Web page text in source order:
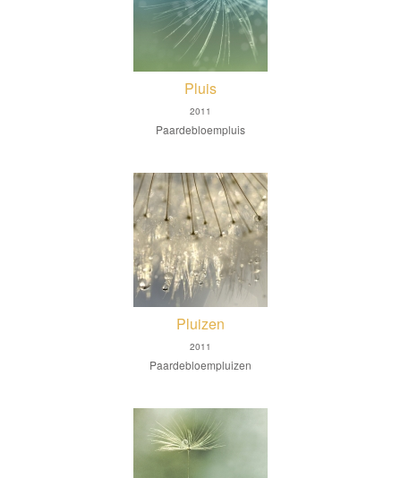
Pluis
2011
Paardebloempluis
Pluizen
2011
Paardebloempluizen